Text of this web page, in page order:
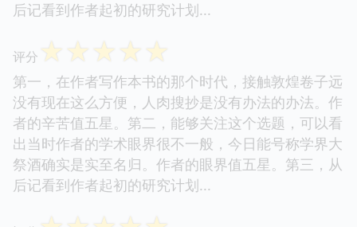
后记看到作者起初的研究计划...
评分 ☆☆☆☆☆
第一，在作者写作本书的那个时代，接触敦煌卷子远
没有现在这么方便，人肉搜抄是没有办法的办法。作
者的辛苦值五星。第二，能够关注这个选题，可以看
出当时作者的学术眼界很不一般，今日能号称学界大
祭酒确实是实至名归。作者的眼界值五星。第三，从
后记看到作者起初的研究计划...